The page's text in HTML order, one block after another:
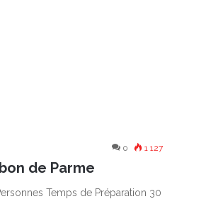
0 1 127
de Parme
Temps de Préparation 30